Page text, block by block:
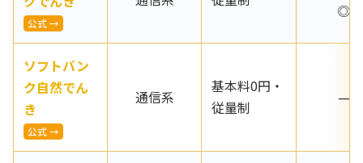
公式 →
◎
ソフトバン
ク自然でん
き
公式 →
通信系
基本料0円・
従量制
—